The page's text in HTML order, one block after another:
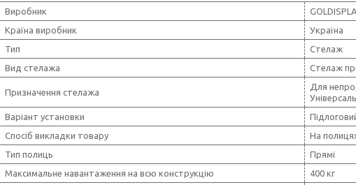
Виробник
Країна виробник
Україна
Тип
Стелаж
Вид стелажа
Стелаж
Призначення стелажа
Для
Варіант установки
Спосіб викладки товару
На
Тип полиць
Прямі
Максимальне навантаження на всю конструкцію
400 кг